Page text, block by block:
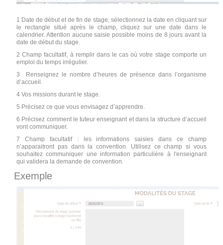
1 Date de début et de fin de stage, sélectionnez la date en cliquant sur
le rectangle situé après le champ, cliquez sur une date dans le
calendrier. Attention aucune saisie possible moins de 8 jours avant la
date de début du stage.
2 Champ facultatif, à remplir dans le cas où votre stage comporte un
emploi du temps irrégulier.
3 Renseignez le nombre d’heures de présence dans l’organisme
d’accueil.
4 Vos missions durant le stage.
5 Précisez ce que vous envisagez d’apprendre.
6 Précisez comment le tuteur enseignant et dans la structure d’accueil
vont communiquer.
7 Champ facultatif : les informations saisies dans ce champ
n’apparaitront pas dans la convention. Utilisez ce champ si vous
souhaitez communiquer une information particulière à l'enseignant
qui validera la demande de convention.
Exemple